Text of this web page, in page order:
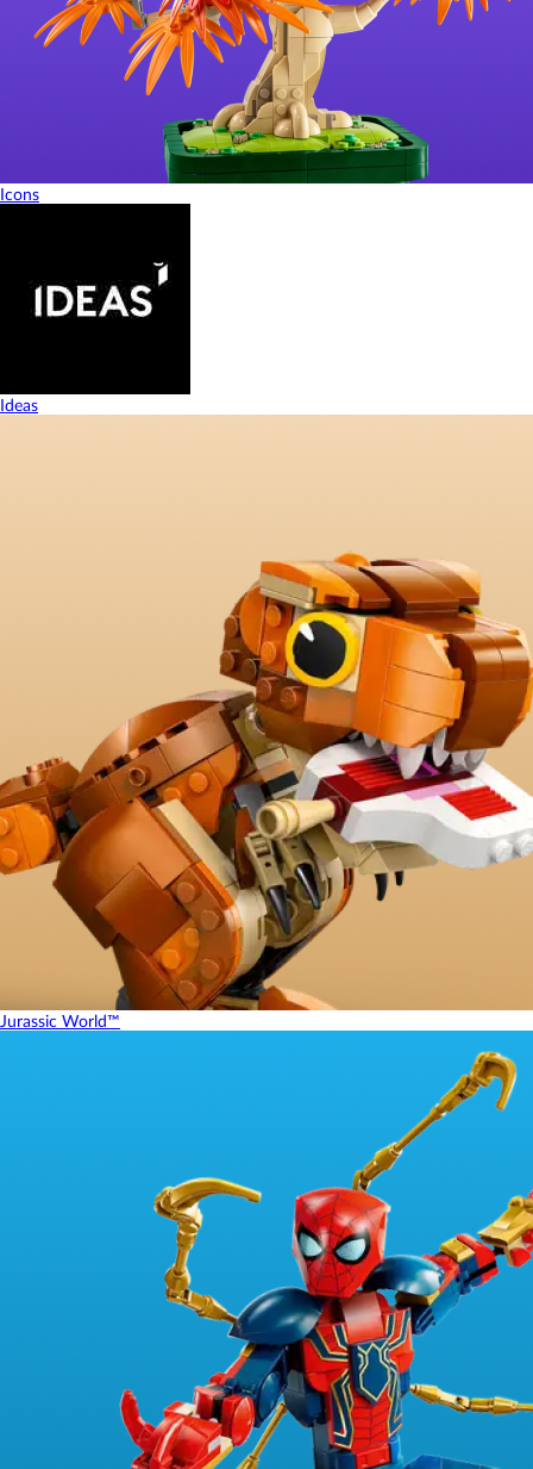
Icons
Ideas
Jurassic World™